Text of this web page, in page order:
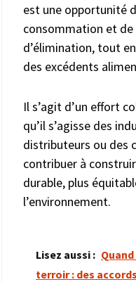
est une opportunité
consommation et
d’élimination, tout
des excédents
Il s’agit d’un effort
qu’il s’agisse des
distributeurs ou des
contribuer à
durable, plus
l’environnement.
Lisez aussi :
terroir : des